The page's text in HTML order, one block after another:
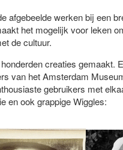
afgebeelde werken bij een
het mogelijk voor leken
de cultuur.
creaties gemaakt.
van het Amsterdam
gebruikers met
en ook grappige Wiggles: